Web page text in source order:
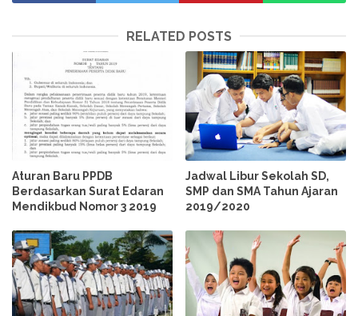
RELATED POSTS
Aturan Baru PPDB
Berdasarkan Surat Edaran
Mendikbud Nomor 3 2019
Jadwal Libur Sekolah SD,
SMP dan SMA Tahun Ajaran
2019/2020